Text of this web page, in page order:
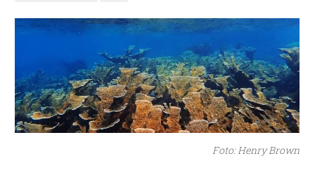
Foto: Henry Brown